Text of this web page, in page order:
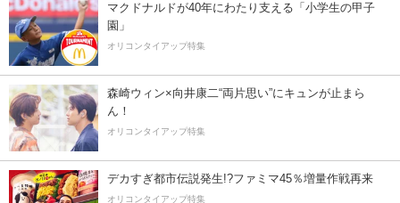
マクドナルドが40年にわたり支える「小学生の甲子
園」
オリコンタイアップ特集
森崎ウィン×向井康二“両片思い”にキュンが止まら
ん！
オリコンタイアップ特集
デカすぎ都市伝説発生!?ファミマ45％増量作戦再来
オリコンタイアップ特集